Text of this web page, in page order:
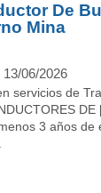
De
Mina
13/06/2026
servicios de
3 años de